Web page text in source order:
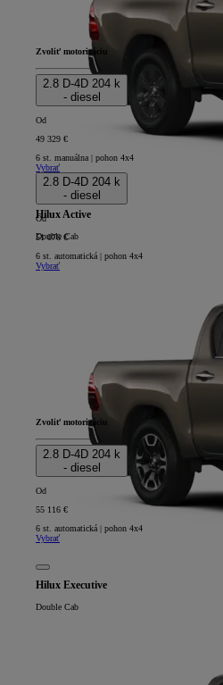
Hilux Active
Double Cab
Zvoliť motorizáciu
2.8 D-4D 204 k
- diesel
Od
49 329 €
6 st. manuálna | pohon 4x4
Vybrať
2.8 D-4D 204 k
- diesel
Od
51 076 €
6 st. automatická | pohon 4x4
Vybrať
Hilux Executive
Double Cab
Zvoliť motorizáciu
2.8 D-4D 204 k
- diesel
Od
55 116 €
6 st. automatická | pohon 4x4
Vybrať